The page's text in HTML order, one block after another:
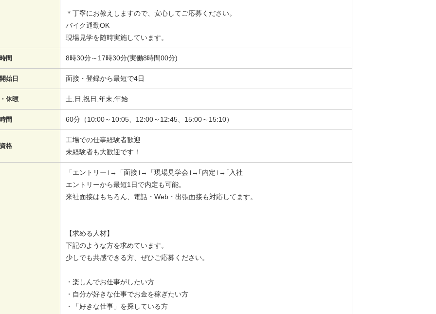
＊丁寧にお教えしますので、安心してご応募ください。
バイク通勤OK
現場見学を随時実施しています。
間 8時30分～17時30分(実働8時間00分)
始日 面接・登録から最短で4日
休暇 土,日,祝日,年末,年始
間 60分（10:00～10:05、12:00～12:45、15:00～15:10）
格
工場での仕事経験者歓迎
未経験者も大歓迎です！
「エントリー｣→「面接｣→「現場見学会｣→｢内定｣→｢入社｣
エントリーから最短1日で内定も可能。
来社面接はもちろん、電話・Web・出張面接も対応してます。
【求める人材】
下記のような方を求めています。
少しでも共感できる方、ぜひご応募ください。
・楽しんでお仕事がしたい方
・自分が好きな仕事でお金を稼ぎたい方
・「好きな仕事」を探している方